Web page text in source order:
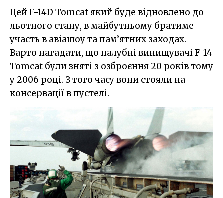
Цей F-14D Tomcat який буде відновлено до
льотного стану, в майбутньому братиме
участь в авіашоу та пам’ятних заходах.
Варто нагадати, що палубні винищувачі F-14
Tomcat були зняті з озброєння 20 років тому
у 2006 році. З того часу вони стояли на
консервації в пустелі.